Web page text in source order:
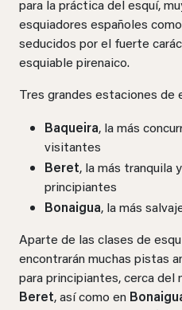
para la práctica del esquí,
esquiadores españoles
seducidos por el fuerte
esquiable pirenaico.
Tres grandes estaciones de
Baqueira, la más
visitantes
Beret, la más tranquila
principiantes
Bonaigua, la más
Aparte de las clases de
encontrarán muchas pistas
para principiantes, cerca del
Beret, así como en